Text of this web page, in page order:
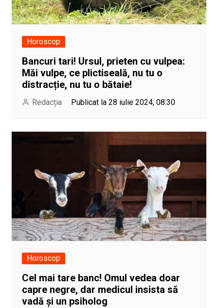
Horoscop
Bancuri tari! Ursul, prieten cu vulpea:
Măi vulpe, ce plictiseală, nu tu o
distracție, nu tu o bătaie!
Redacția Publicat la 28 iulie 2024, 08:30
Horoscop
Cel mai tare banc! Omul vedea doar
capre negre, dar medicul insista să
vadă și un psiholog